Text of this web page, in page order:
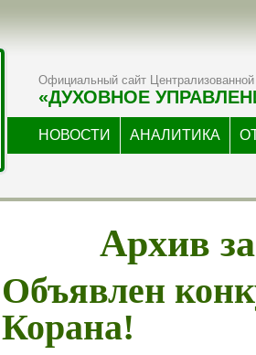
Официальный сайт Централизованной
«ДУХОВНОЕ
НОВОСТИ АНАЛИТИКА
Архив
Объявлен
Корана!